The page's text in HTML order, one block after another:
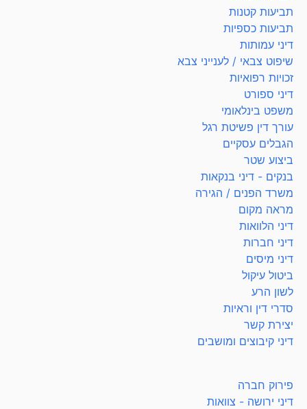
תביעות קטנות
תביעות כספיות
דיני עמותות
שיפוט צבאי / לענייני צבא
זכויות רפואיות
דיני ספורט
משפט בינלאומי
עורך דין פשיטת רגל
הגבלים עסקיים
ביצוע שטר
בנקים - דיני בנקאות
משרד הפנים / הגירה
מראה מקום
דיני הלוואות
דיני חברות
דיני מיסים
ביטול עיקול
לשון הרע
סדרי דין וראיות
יצירת קשר
דיני קיבוצים ומושבים
פירוק חברה
דיני ירושה - צוואות